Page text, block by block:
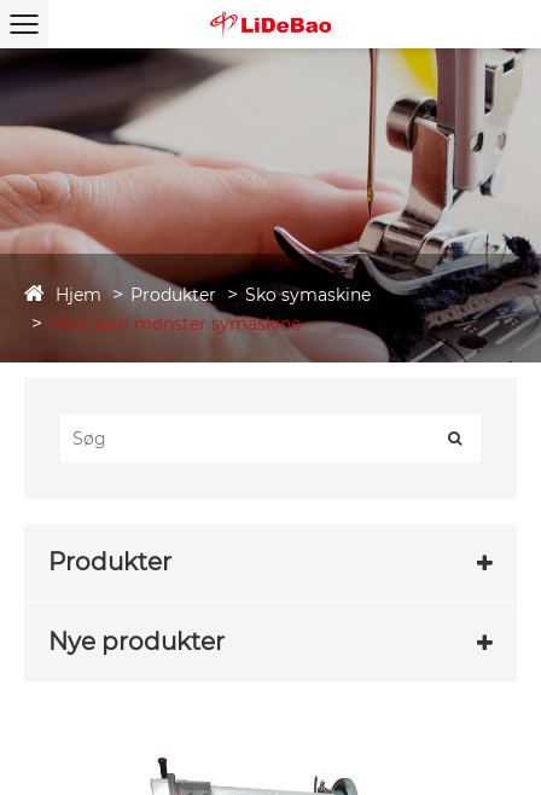
Hjem Produkter
Sko symaskine
Moccasin mønster symaskine
Produkter
Nye produkter